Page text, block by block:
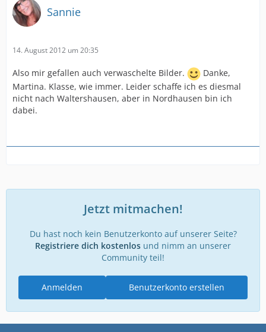
Sannie
14. August 2012 um 20:35
Also mir gefallen auch verwaschelte Bilder.
Danke,
Martina. Klasse, wie immer. Leider schaffe ich es diesmal
nicht nach Waltershausen, aber in Nordhausen bin ich
dabei.
Jetzt mitmachen!
Du hast noch kein Benutzerkonto auf unserer Seite?
Registriere dich kostenlos und nimm an unserer
Community teil!
Benutzerkonto erstellen
Anmelden